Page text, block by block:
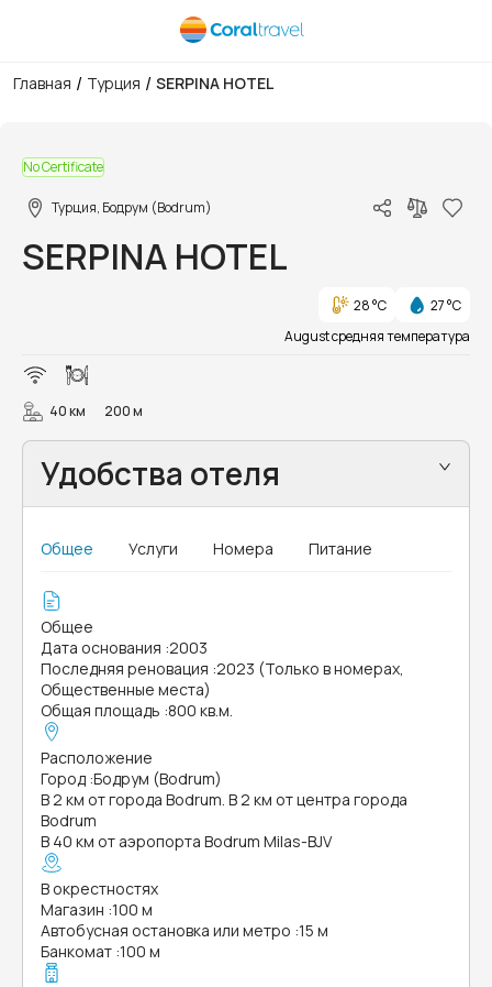
Главная / Турция / SERPINA HOTEL
No Certificate
Турция, Бодрум (Bodrum)
SERPINA HOTEL
28 °C
27 °C
August средняя температура
40 км 200 м
Удобства отеля
Общее Услуги Номера Питание
Общее
Дата основания :2003
Последняя реновация :2023 (Только в номерах,
Общественные места)
Общая площадь :800 кв.м.
Расположение
Город :Бодрум (Bodrum)
В 2 км от города Bodrum. В 2 км от центра города
Bodrum
В 40 км от аэропорта Bodrum Milas-BJV
В окрестностях
Магазин :100 м
Автобусная остановка или метро :15 м
Банкомат :100 м